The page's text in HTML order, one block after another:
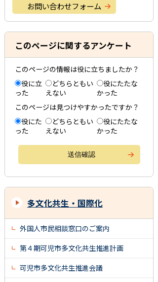
お問い合わせフォーム
このページに関するアンケート
このページの情報は役に立ちましたか？
役に立
った
どちらともい
えない
役にたたな
かった
このページは見つけやすかったですか？
役にた
った
どちらともい
えない
役にたたな
かった
多文化共生・国際化
外国人市民相談窓口のご案内
第４期可児市多文化共生推進計画
可児市多文化共生推進会議